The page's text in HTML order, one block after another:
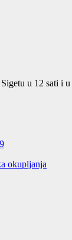
u 12 sati i
okupljanja